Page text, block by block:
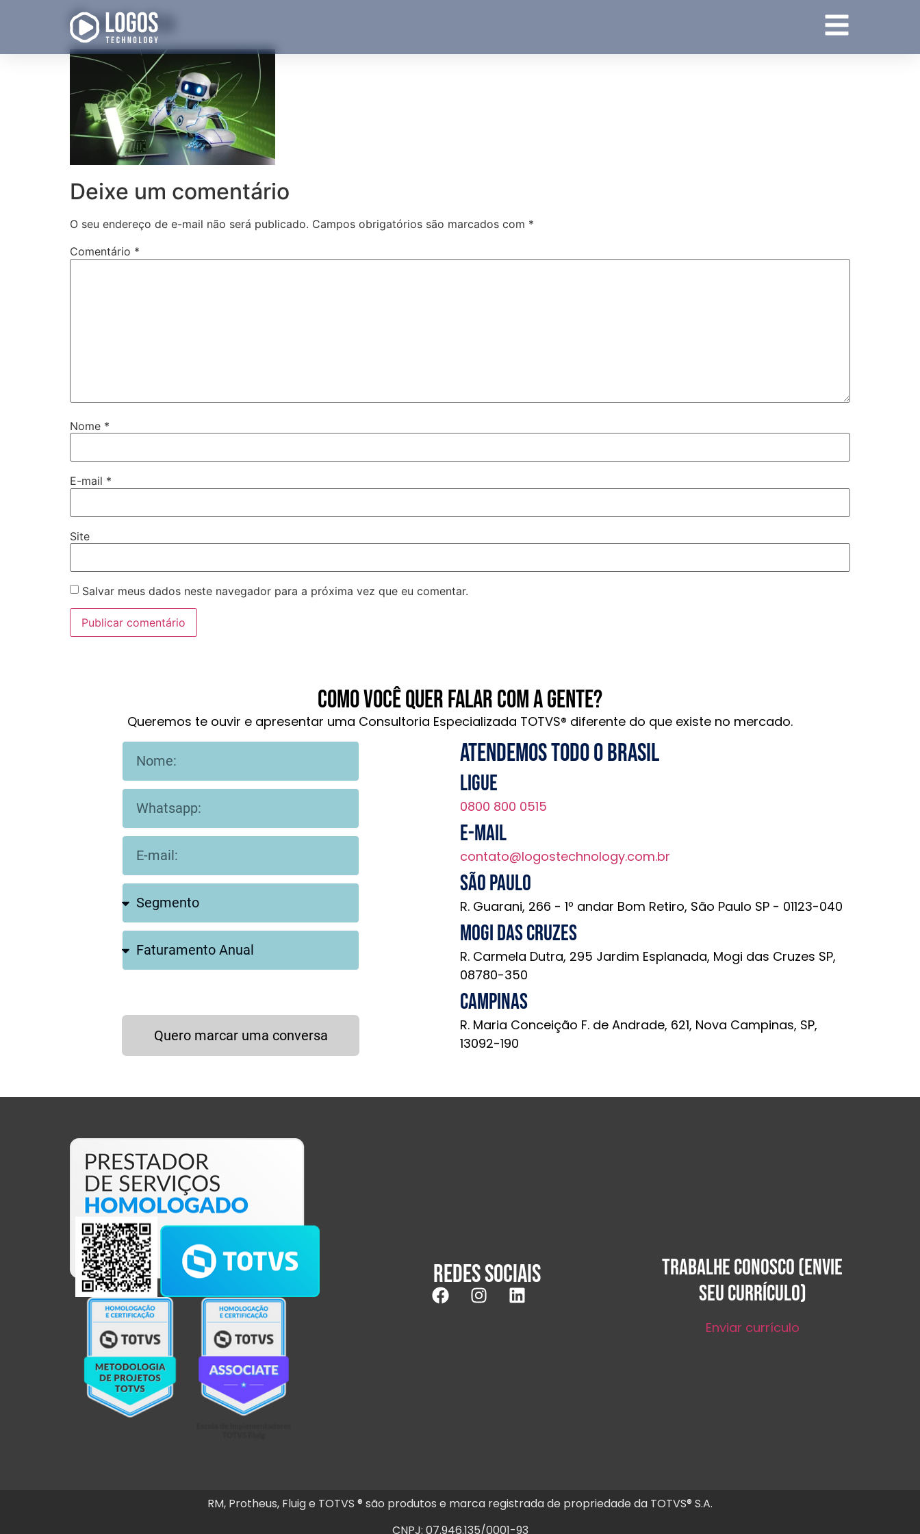
Contato
Deixe um comentário
O seu endereço de e-mail não será publicado. Campos obrigatórios são marcados com *
Comentário *
Nome *
E-mail *
Site
Salvar meus dados neste navegador para a próxima vez que eu comentar.
Como você quer falar com a gente?
Queremos te ouvir e apresentar uma Consultoria Especializada TOTVS® diferente do que existe no mercado.
Quero marcar uma conversa
Atendemos todo o brasil
Ligue
0800 800 0515
E-mail
contato@logostechnology.com.br
São Paulo
R. Guarani, 266 - 1º andar Bom Retiro, São Paulo SP - 01123-040
Mogi das Cruzes
R. Carmela Dutra, 295 Jardim Esplanada, Mogi das Cruzes SP,
08780-350
Campinas
R. Maria Conceição F. de Andrade, 621, Nova Campinas, SP,
13092-190
Redes sociais
TRABALHE CONOSCO (ENVIE
SEU CURRÍCULO)
Enviar currículo
RM, Protheus, Fluig e TOTVS ® são produtos e marca registrada de propriedade da TOTVS® S.A.
CNPJ: 07.946.135/0001-93